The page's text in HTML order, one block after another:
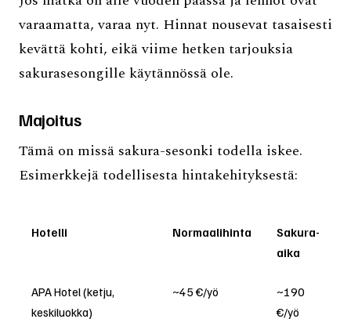
varaamatta, varaa nyt. Hinnat nousevat tasaisesti
kevättä kohti, eikä viime hetken tarjouksia
sakurasesongille käytännössä ole.
Majoitus
Tämä on missä sakura-sesonki todella iskee.
Esimerkkejä todellisesta hintakehityksestä:
Hotelli Normaalihinta
Sakura-
aika
APA Hotel (ketju,
keskiluokka)
~45 €/yö
~190
€/yö